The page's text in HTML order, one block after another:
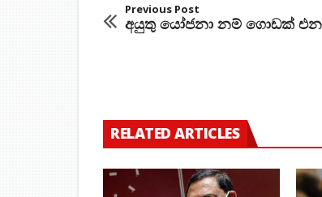
Previous Post
අයුතු යෝජනා නම් ගොඩක්
RELATED ARTICLES